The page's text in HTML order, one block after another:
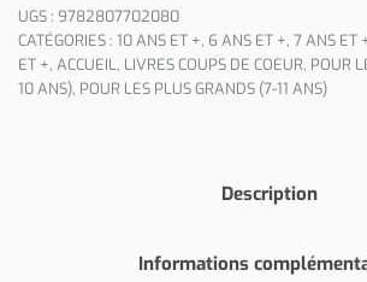
UGS : 9782807702080
CATÉGORIES : 10 ANS ET +, 6 ANS ET +, 7 ANS ET
ET +, ACCUEIL, LIVRES COUPS DE COEUR, POUR
10 ANS), POUR LES PLUS GRANDS (7-11 ANS)
Description
Informations